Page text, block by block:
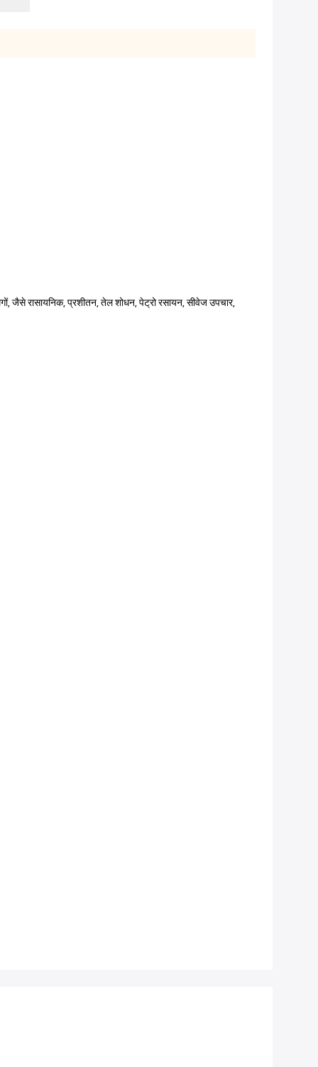
जैसे रासायनिक, प्रशीतन, तेल शोधन, पेट्रो रसायन, सीवेज उपचार,